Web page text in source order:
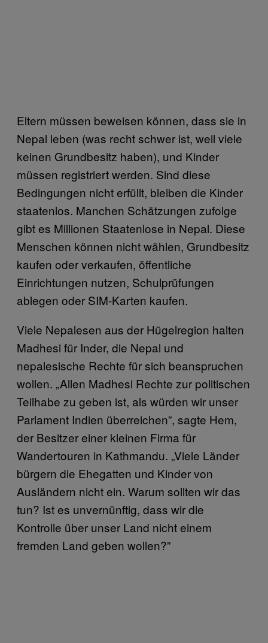
Eltern müssen beweisen können, dass sie in
Nepal leben (was recht schwer ist, weil viele
keinen Grundbesitz haben), und Kinder
müssen registriert werden. Sind diese
Bedingungen nicht erfüllt, bleiben die Kinder
staatenlos. Manchen Schätzungen zufolge
gibt es Millionen Staatenlose in Nepal. Diese
Menschen können nicht wählen, Grundbesitz
kaufen oder verkaufen, öffentliche
Einrichtungen nutzen, Schulprüfungen
ablegen oder SIM-Karten kaufen.
Viele Nepalesen aus der Hügelregion halten
Madhesi für Inder, die Nepal und
nepalesische Rechte für sich beanspruchen
wollen. „Allen Madhesi Rechte zur politischen
Teilhabe zu geben ist, als würden wir unser
Parlament Indien überreichen”, sagte Hem,
der Besitzer einer kleinen Firma für
Wandertouren in Kathmandu. „Viele Länder
bürgern die Ehegatten und Kinder von
Ausländern nicht ein. Warum sollten wir das
tun? Ist es unvernünftig, dass wir die
Kontrolle über unser Land nicht einem
fremden Land geben wollen?”